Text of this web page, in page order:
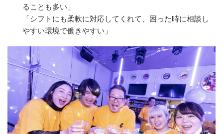
ることも多い」
「シフトにも柔軟に対応してくれて、困った時に相談し
やすい環境で働きやすい」